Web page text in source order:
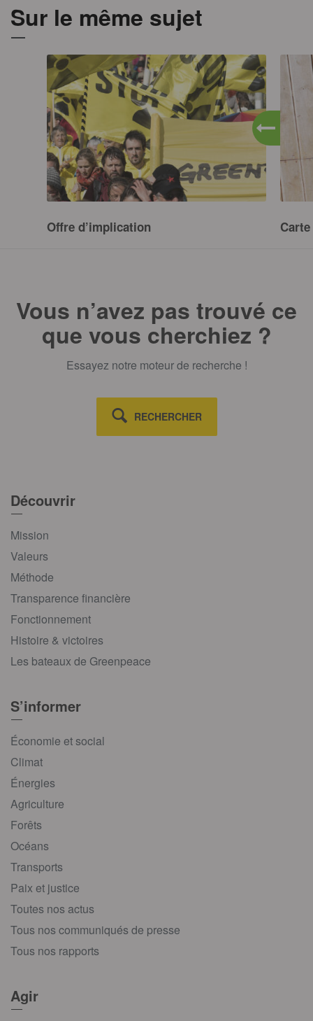
Sur le même sujet
Offre d’implication
Vous n’avez pas trouvé ce
que vous cherchiez ?
Essayez notre moteur de recherche !
RECHERCHER
Découvrir
Mission
Valeurs
Méthode
Transparence financière
Fonctionnement
Histoire & victoires
Les bateaux de Greenpeace
S’informer
Économie et social
Climat
Énergies
Agriculture
Forêts
Océans
Transports
Paix et justice
Toutes nos actus
Tous nos communiqués de presse
Tous nos rapports
Agir